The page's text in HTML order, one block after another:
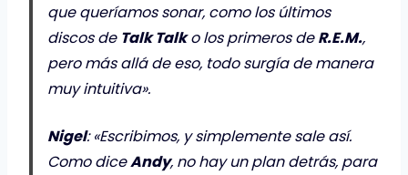
que queríamos sonar, como los últimos
discos de Talk Talko los primeros deR.E.M.,
pero más allá de eso, todo surgía de manera
muy intuitiva».
Nigel: «Escribimos, y simplemente sale así.
Como diceAndy, no hay un plan detrás, para